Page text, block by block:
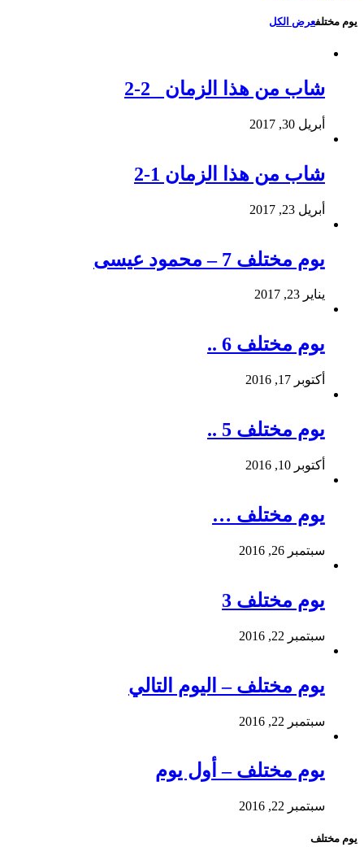
يوم مختلفعرض الكل
شاب من هذا الزمان 2-2
أبريل 30, 2017
شاب من هذا الزمان 1-2
أبريل 23, 2017
يوم مختلف 7 – محمود عيسى
يناير 23, 2017
يوم مختلف 6 ..
أكتوبر 17, 2016
يوم مختلف 5 ..
أكتوبر 10, 2016
يوم مختلف …
سبتمبر 26, 2016
يوم مختلف 3
سبتمبر 22, 2016
يوم مختلف – اليوم التالي
سبتمبر 22, 2016
يوم مختلف – أول يوم
سبتمبر 22, 2016
يوم مختلف